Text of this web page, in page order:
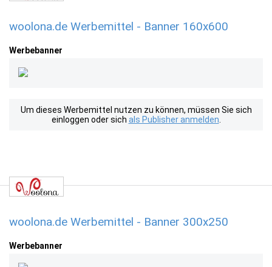
woolona.de Werbemittel - Banner 160x600
Werbebanner
Um dieses Werbemittel nutzen zu können, müssen Sie sich
einloggen oder sich als Publisher anmelden
woolona.de Werbemittel - Banner 300x250
Werbebanner